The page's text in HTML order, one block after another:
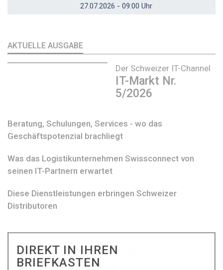
27.07.2026 - 09:00 Uhr
AKTUELLE AUSGABE
Der Schweizer IT-Channel
IT-Markt Nr.
5/2026
Beratung, Schulungen, Services - wo das
Geschäftspotenzial brachliegt
Was das Logistikunternehmen Swissconnect von
seinen IT-Partnern erwartet
Diese Dienstleistungen erbringen Schweizer
Distributoren
DIREKT IN IHREN
BRIEFKASTEN